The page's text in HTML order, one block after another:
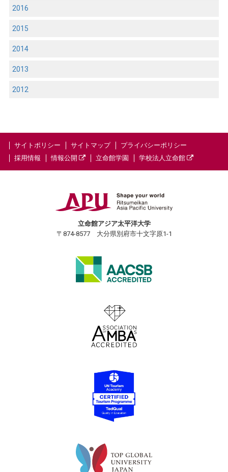
2016
2015
2014
2013
2012
サイトポリシー サイトマップ
プライバシーポリシー
採用情報
情報公開 立命館学園 学校法人立命館
立命館アジア太平洋大学
〒874-8577 大分県別府市十文字原1-1